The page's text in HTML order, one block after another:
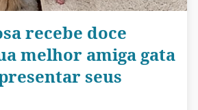
recebe doce
melhor amiga gata
seus